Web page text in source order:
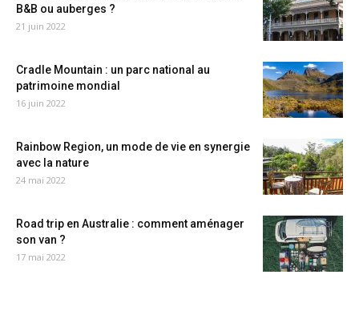
B&B ou auberges ?
21 juin 2022
Cradle Mountain : un parc national au
patrimoine mondial
16 juin 2022
Rainbow Region, un mode de vie en synergie
avec la nature
24 mai 2022
Road trip en Australie : comment aménager
son van ?
17 mai 2022